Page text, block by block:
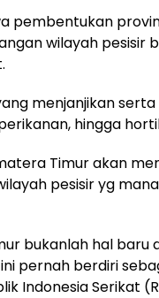
pembentukan
wilayah pesisir
menjanjikan
hingga
Timur akan
pesisir yg
bukanlah hal baru
pernah berdiri
Indonesia Serikat